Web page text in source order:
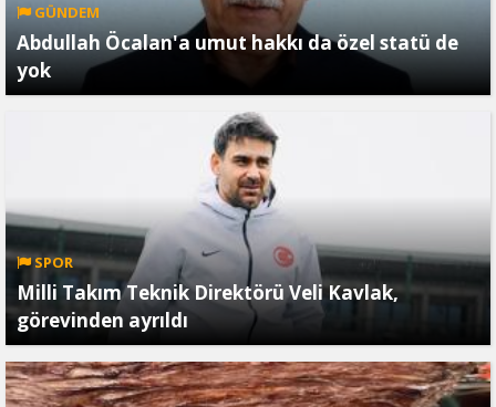
GÜNDEM
Abdullah Öcalan'a umut hakkı da özel statü de
yok
SPOR
Milli Takım Teknik Direktörü Veli Kavlak,
görevinden ayrıldı